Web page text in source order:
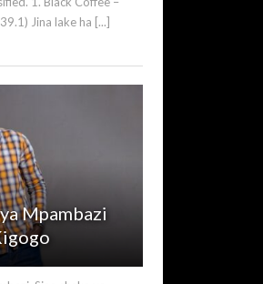
Jina lake ha [...]
Mpambazi